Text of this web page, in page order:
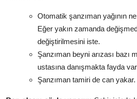
Otomatik şanzıman yağının
Eğer yakın zamanda
değiştirilmesini iste.
Şanzıman beyni arızası bazı
ustasına danışmakta fayda
Şanzıman tamiri de can yakar.